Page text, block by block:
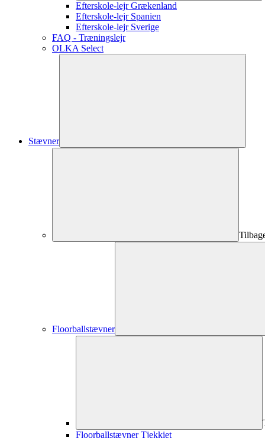
Efterskole-lejr Grækenland
Efterskole-lejr Spanien
Efterskole-lejr Sverige
FAQ - Træningslejr
OLKA Select
Stævner
Floorballstævner
Floorballstævner Tjekkiet